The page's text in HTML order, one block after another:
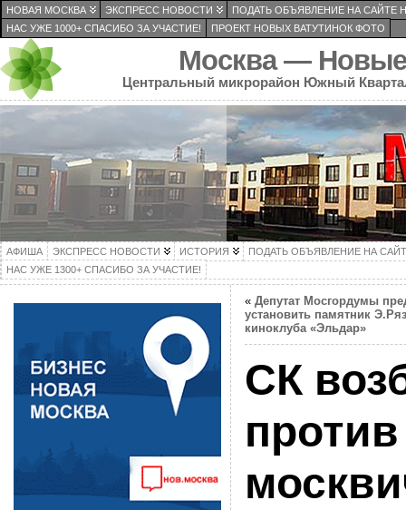
НОВАЯ МОСКВА ЭКСПРЕСС НОВОСТИ
ПОДАТЬ ОБЪЯВЛЕНИЕ НА САЙТЕ
НАС УЖЕ 1000+ СПАСИБО ЗА УЧАСТИЕ!
ПРОЕКТ НОВЫХ ВАТУТИНОК ФОТО
Москва — Новые
Центральный микрорайон Южный
АФИША ЭКСПРЕСС НОВОСТИ ИСТОРИЯ
ПОДАТЬ ОБЪЯВЛЕНИЕ НА
НАС УЖЕ 1300+ СПАСИБО ЗА УЧАСТИЕ!
« Депутат Мосгордумы
установить памятник
киноклуба «Эльдар»
СК